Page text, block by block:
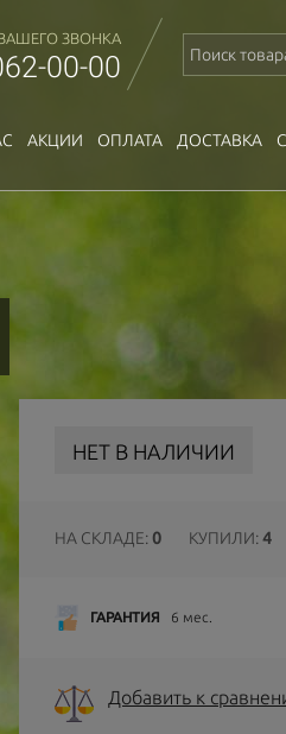
ЗВОНКА
00-00
АКЦИИ ОПЛАТА ДОСТАВКА
НЕТ В НАЛИЧИИ
НА СКЛАДЕ: 0 КУПИЛИ:4
ГАРАНТИЯ 6 мес.
Добавить к